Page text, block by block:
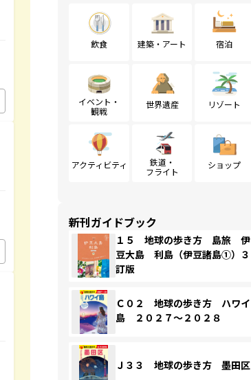
飲食 建築・アート 宿泊
イベント・
観戦
世界遺産 リゾート
アクティビティ
鉄道・
フライト
ショップ
新刊ガイドブック
１５ 地球の歩き方 島旅 伊
豆大島 利島（伊豆諸島①）３
訂版
Ｃ０２ 地球の歩き方 ハワイ
島 ２０２７～２０２８
Ｊ３３ 地球の歩き方 墨田区